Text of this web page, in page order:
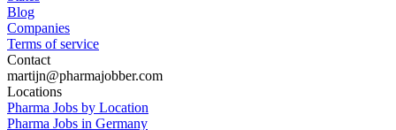
Blog
Companies
Terms of service
Contact
martijn@pharmajobber.com
Locations
Pharma Jobs by Location
Pharma Jobs in Germany